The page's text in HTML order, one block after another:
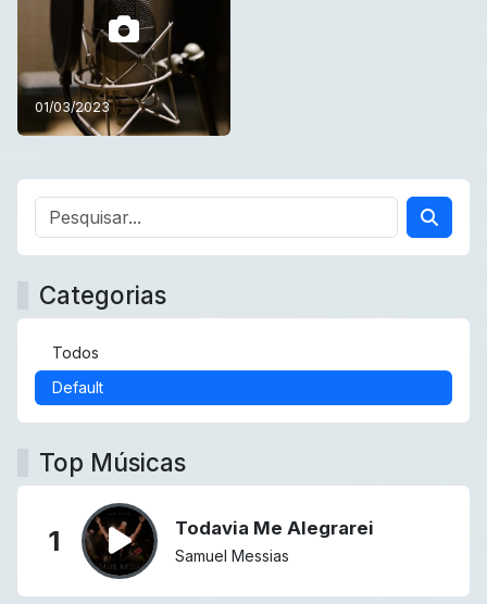
01/03/2023
Categorias
Todos
Default
Top Músicas
1 Todavia Me Alegrarei
Samuel Messias